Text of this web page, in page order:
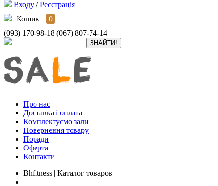
Входу / Реєстрація
Кошик
0
(093) 170-98-18 (067) 807-74-14
Про нас
Доставка і оплата
Комплектуємо зали
Повернення товару
Поради
Оферта
Контакти
Bhfitness | Каталог товаров